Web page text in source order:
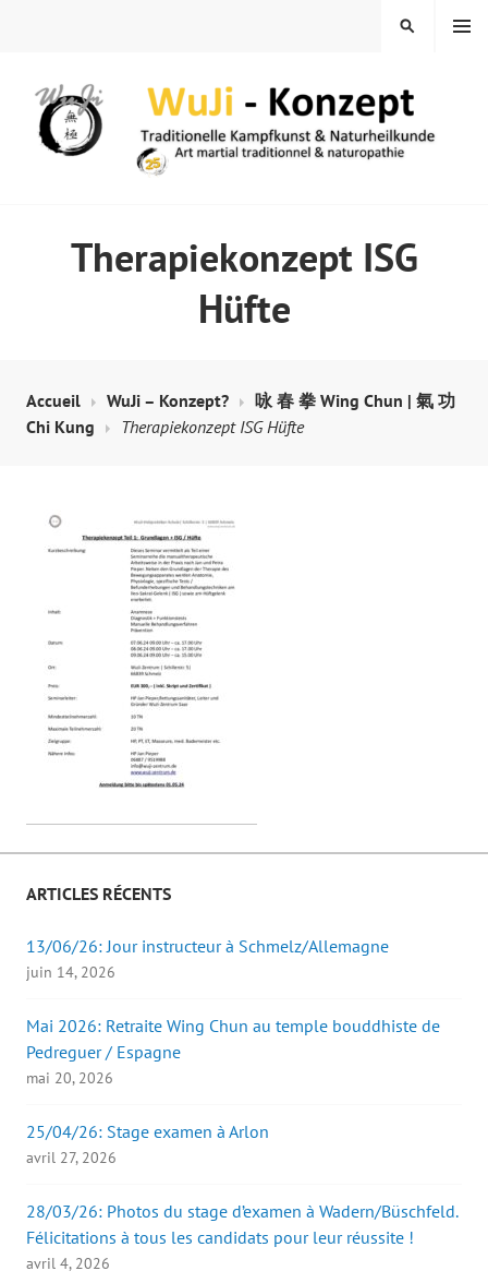
MENU
SEARCH
Therapiekonzept ISG
Hüfte
Accueil WuJi – Konzept?
咏 春 拳 Wing Chun | 氣 功
Chi Kung
Therapiekonzept ISG Hüfte
ARTICLES RÉCENTS
13/06/26: Jour instructeur à Schmelz/Allemagne
juin 14, 2026
Mai 2026: Retraite Wing Chun au temple bouddhiste de
Pedreguer / Espagne
mai 20, 2026
25/04/26: Stage examen à Arlon
avril 27, 2026
28/03/26: Photos du stage d’examen à Wadern/Büschfeld.
Félicitations à tous les candidats pour leur réussite !
avril 4, 2026